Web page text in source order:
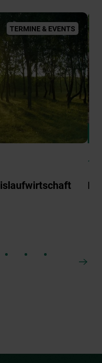
TERMINE & EVENTS
12.